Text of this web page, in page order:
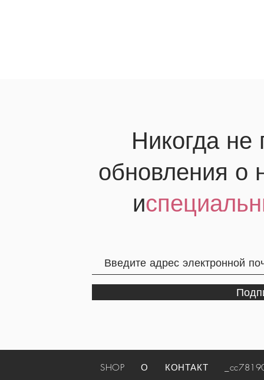
Никогда не
обновления о
и
SHOP О КОНТАКТ